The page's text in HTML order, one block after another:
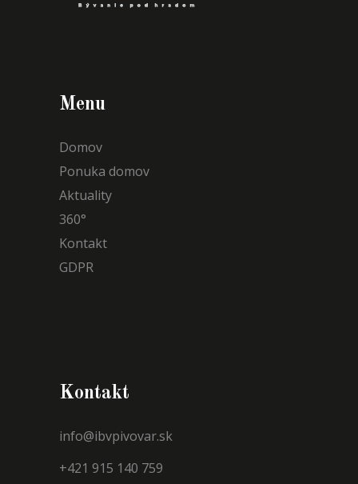
Menu
Domov
Ponuka domov
Aktuality
360°
Kontakt
GDPR
Kontakt
info@ibvpivovar.sk
+421 915 140 759